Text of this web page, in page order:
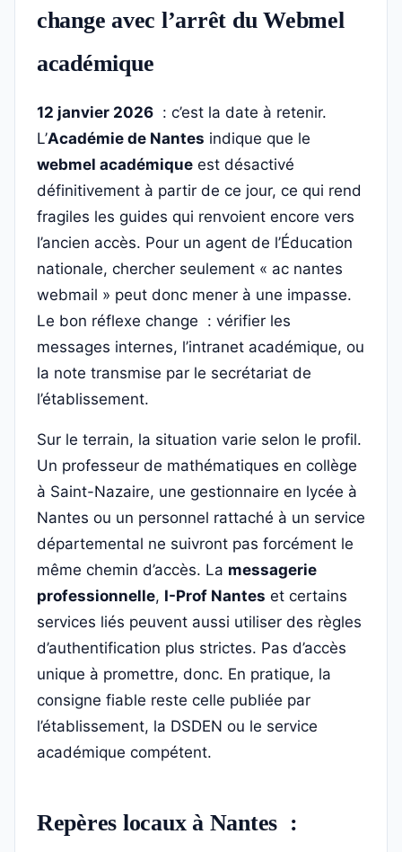
change avec l’arrêt du Webmel
académique
12 janvier 2026 : c’est la date à retenir.
L’Académie de Nantes indique que le
webmel académique est désactivé
définitivement à partir de ce jour, ce qui rend
fragiles les guides qui renvoient encore vers
l’ancien accès. Pour un agent de l’Éducation
nationale, chercher seulement « ac nantes
webmail » peut donc mener à une impasse.
Le bon réflexe change : vérifier les
messages internes, l’intranet académique, ou
la note transmise par le secrétariat de
l’établissement.
Sur le terrain, la situation varie selon le profil.
Un professeur de mathématiques en collège
à Saint-Nazaire, une gestionnaire en lycée à
Nantes ou un personnel rattaché à un service
départemental ne suivront pas forcément le
même chemin d’accès. La messagerie
professionnelle, I-Prof Nantes et certains
services liés peuvent aussi utiliser des règles
d’authentification plus strictes. Pas d’accès
unique à promettre, donc. En pratique, la
consigne fiable reste celle publiée par
l’établissement, la DSDEN ou le service
académique compétent.
Repères locaux à Nantes :